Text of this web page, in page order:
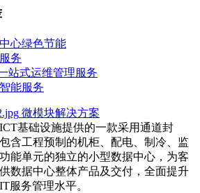
心绿色节能
务
站式运维管理服务
能服务
微模块解决方案
基础设施提供的一款采用通道封
含工程预制的机柜、配电、制冷、监
能单元的独立的小型数据中心，为客
数据中心整体产品及交付，全面提升
服务管理水平。